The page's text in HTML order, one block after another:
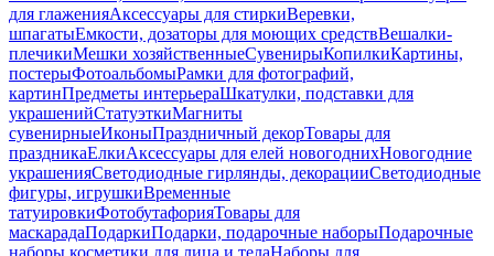
для глаженияАксессуары для стиркиВеревки,
шпагатыЕмкости, дозаторы для моющих средствВешалки-
плечикиМешки хозяйственныеСувенирыКопилкиКартины,
постерыФотоальбомыРамки для фотографий,
картинПредметы интерьераШкатулки, подставки для
украшенийСтатуэткиМагниты
сувенирныеИконыПраздничный декорТовары для
праздникаЕлкиАксессуары для елей новогоднихНовогодние
украшенияСветодиодные гирлянды, декорацииСветодиодные
фигуры, игрушкиВременные
татуировкиФотобутафорияТовары для
маскарадаПодаркиПодарки, подарочные наборыПодарочные
наборы косметики для лица и телаНаборы для